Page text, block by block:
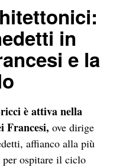
in
e la
è attiva nella
Francesi, ove dirige
affianco alla più
per ospitare il ciclo